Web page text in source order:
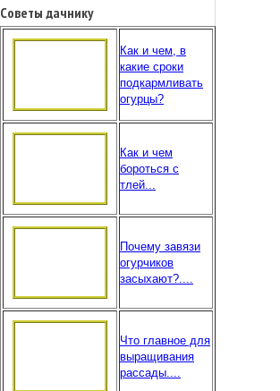
Советы дачнику
Как и чем, в
какие сроки
подкармливать
огурцы?
Как и чем
бороться с
тлей...
Почему завязи
огурчиков
засыхают?....
Что главное для
выращивания
рассады....